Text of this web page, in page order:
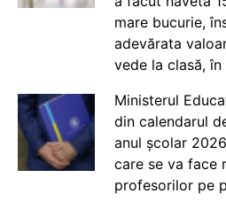
mare bucurie,
adevărata
vede la clasă,
Ministerul
din calendarul
anul școlar
care se va face
profesorilor pe